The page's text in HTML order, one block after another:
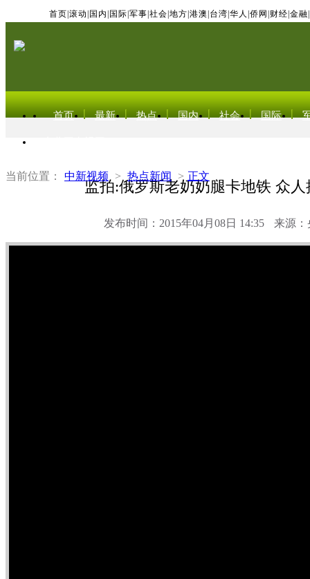
首页 滚动 国内 国际 军事 社会 地方 港澳 台湾 华人 侨网 财经 金融
首页 最新 热点 国内 社会 国际
当前位置： 中新视频 > 热点新闻 > 正文
监拍:俄罗斯老奶奶腿卡地铁 众人
发布时间：2015年04月08日 14:35 来源：